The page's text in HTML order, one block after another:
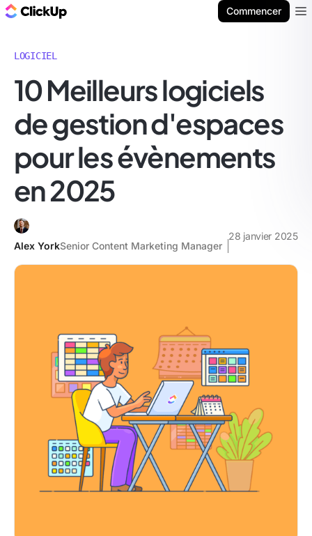
Commencer
LOGICIEL
10 Meilleurs logiciels
de gestion d'espaces
pour les évènements
en 2025
Alex YorkSenior Content Marketing Manager
28 janvier 2025